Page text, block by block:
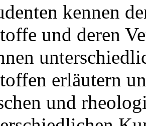
kennen
und deren
erläutern
und